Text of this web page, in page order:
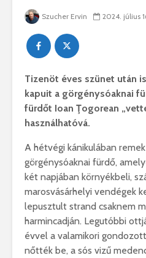
Szucher Ervin 2024. július
Tizenöt éves szünet után
kapuit a görgénysóaknai
fürdőt Ioan Ţogorean
használhatóvá.
A hétvégi kánikulában
görgénysóaknai fürdő,
két napjában környékbeli,
marosvásárhelyi vendégek
lepusztult strand csaknem
harmincadján. Legutóbbi
évvel a valamikori
nőtték be, a sós vizű